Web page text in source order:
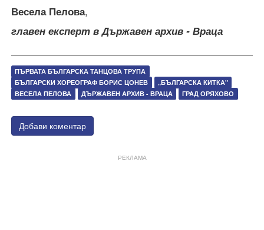
Весела Пелова,
главен експерт в Държавен архив - Враца
ПЪРВАТА БЪЛГАРСКА ТАНЦОВА ТРУПА
БЪЛГАРСКИ ХОРЕОГРАФ БОРИС ЦОНЕВ
„БЪЛГАРСКА КИТКА"
ВЕСЕЛА ПЕЛОВА
ДЪРЖАВЕН АРХИВ - ВРАЦА ГРАД ОРЯХОВО
Добави коментар
РЕКЛАМА